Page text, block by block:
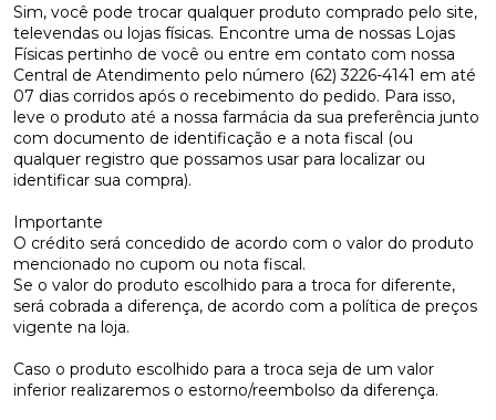
Sim, você pode trocar qualquer produto comprado pelo site,
televendas ou lojas físicas. Encontre uma de nossas Lojas
Físicas pertinho de você ou entre em contato com nossa
Central de Atendimento pelo número (62) 3226-4141 em até
07 dias corridos após o recebimento do pedido. Para isso,
leve o produto até a nossa farmácia da sua preferência junto
com documento de identificação e a nota fiscal (ou
qualquer registro que possamos usar para localizar ou
identificar sua compra).
Importante
O crédito será concedido de acordo com o valor do produto
mencionado no cupom ou nota fiscal.
Se o valor do produto escolhido para a troca for diferente,
será cobrada a diferença, de acordo com a política de preços
vigente na loja.
Caso o produto escolhido para a troca seja de um valor
inferior realizaremos o estorno/reembolso da diferença.